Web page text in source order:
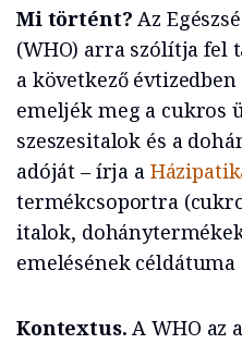
Mi történt?Az
(WHO) arra szólítja fel
a következő
emeljék meg a cukros
szeszesitalok és a
adóját – írja a
termékcsoportra
italok,
emelésének céldátuma
Kontextus. A WHO az